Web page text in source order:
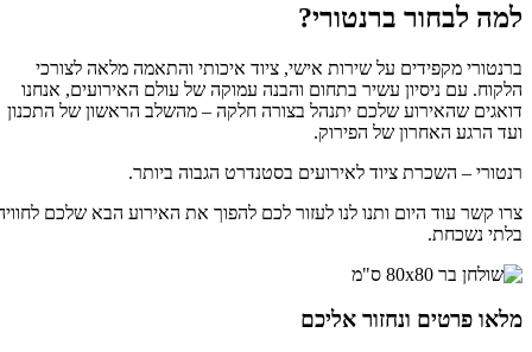
למה לבחור ברנטורי?
ברנטורי מקפידים על שירות אישי, ציוד איכותי והתאמה מלאה לצורכי
הלקוח. עם ניסיון עשיר בתחום והבנה עמוקה של עולם האירועים, אנחנו
דואגים שהאירוע שלכם יתנהל בצורה חלקה – מהשלב הראשון של התכנון
ועד הרגע האחרון של הפירוק.
רנטורי – השכרת ציוד לאירועים בסטנדרט הגבוה ביותר.
צרו קשר עוד היום ותנו לנו לעזור לכם להפוך את האירוע הבא שלכם לחוויה
בלתי נשכחת.
מלאו פרטים ונחזור אליכם